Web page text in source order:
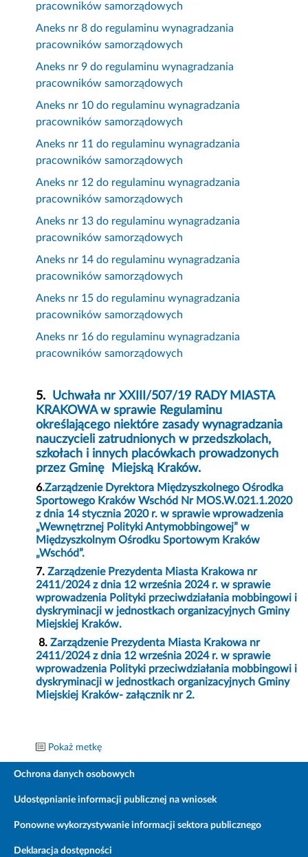
pracowników samorządowych
Aneks nr 8 do regulaminu wynagradzania
pracowników samorządowych
Aneks nr 9 do regulaminu wynagradzania
pracowników samorządowych
Aneks nr 10 do regulaminu wynagradzania
pracowników samorządowych
Aneks nr 11 do regulaminu wynagradzania
pracowników samorządowych
Aneks nr 12 do regulaminu wynagradzania
pracowników samorządowych
Aneks nr 13 do regulaminu wynagradzania
pracowników samorządowych
Aneks nr 14 do regulaminu wynagradzania
pracowników samorządowych
Aneks nr 15 do regulaminu wynagradzania
pracowników samorządowych
Aneks nr 16 do regulaminu wynagradzania
pracowników samorządowych
5.
Uchwała nr XXIII/507/19 RADY MIASTA
KRAKOWA w sprawie Regulaminu
określającego niektóre zasady wynagradzania
nauczycieli zatrudnionych w przedszkolach,
szkołach i innych placówkach prowadzonych
przez Gminę
Miejską Kraków.
6.Zarządzenie Dyrektora Międzyszkolnego Ośrodka
Sportowego Kraków Wschód Nr MOS.W.021.1.2020
z dnia 14 stycznia 2020 r. w sprawie wprowadzenia
„Wewnętrznej Polityki Antymobbingowej” w
Międzyszkolnym Ośrodku Sportowym Kraków
„Wschód”.
7.Zarządzenie Prezydenta Miasta Krakowa nr
2411/2024 z dnia 12 września 2024 r. w sprawie
wprowadzenia Polityki przeciwdziałania mobbingowi i
dyskryminacji w jednostkach organizacyjnych Gminy
Miejskiej Kraków.
8.Zarządzenie Prezydenta Miasta Krakowa nr
2411/2024 z dnia 12 września 2024 r. w sprawie
wprowadzenia Polityki przeciwdziałania mobbingowi i
dyskryminacji w jednostkach organizacyjnych Gminy
Miejskiej Kraków- załącznik nr 2.
Pokaż metkę
Ochrona danych osobowych
Udostępnianie informacji publicznej na wniosek
Ponowne wykorzystywanie informacji sektora publicznego
Deklaracja dostępności